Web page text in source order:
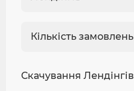
Кількість замовлень
Скачування Лендінгів